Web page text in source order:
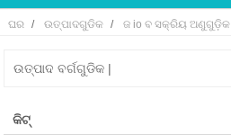
ଘର ଉତ୍ପାଦଗୁଡିକ ଜ io ବ ସକ୍ରିୟ ଅଣୁଗୁଡ଼ିକ |
ଉତ୍ପାଦ ବର୍ଗଗୁଡିକ |
କିଟ୍